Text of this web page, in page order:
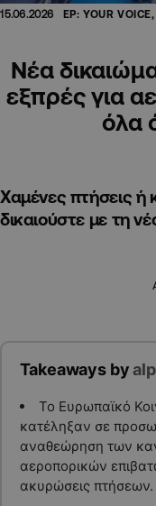
15.06.2026 EP: YOUR
Νέα
εξπρές για
όλα
Χαμένες πτήσεις ή
δικαιούστε με τη
Takeaways by
Το Ευρωπαϊκό
κατέληξαν σε
αναθεώρηση των
αεροπορικών
ακυρώσεις πτήσεων.